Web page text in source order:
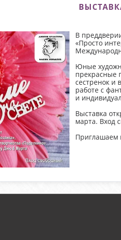
В
«Просто
Юные
прекрасные
сестренок и
работе с
и
Выставка
марта. Вход
Приглашаем